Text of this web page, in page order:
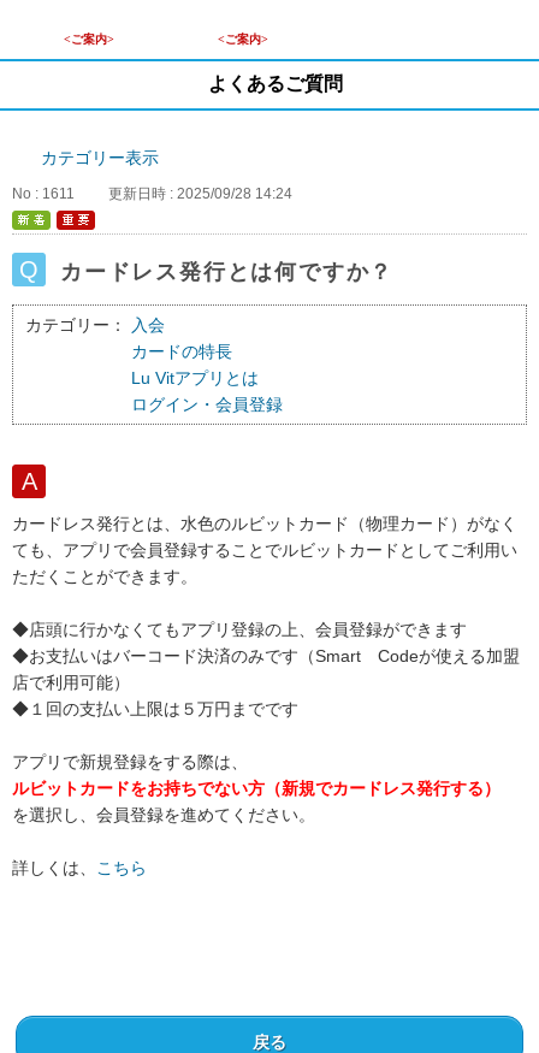
<ご案内> <ご案内>
よくあるご質問
カテゴリー表示
No : 1611 更新日時 : 2025/09/28 14:24
カードレス発行とは何ですか？
カテゴリー：
入会
カードの特長
Lu Vitアプリとは
ログイン・会員登録
カードレス発行とは、水色のルビットカード（物理カード）がなく
ても、アプリで会員登録することでルビットカードとしてご利用い
ただくことができます。
◆店頭に行かなくてもアプリ登録の上、会員登録ができます
◆お支払いはバーコード決済のみです（Smart Codeが使える加盟
店で利用可能）
◆１回の支払い上限は５万円までです
アプリで新規登録をする際は、
ルビットカードをお持ちでない方（新規でカードレス発行する）
を選択し、会員登録を進めてください。
詳しくは、 こちら
戻る